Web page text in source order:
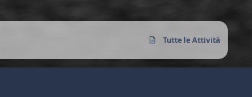
Tutte le Attività